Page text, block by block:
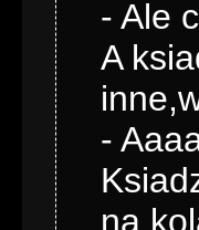
- Ale
A
-
na